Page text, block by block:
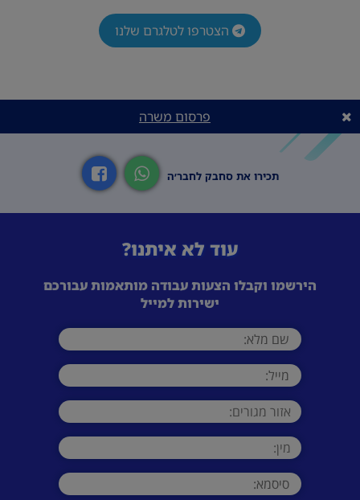
הצטרפו לטלגרם שלנו
פרסום משרה
תכירו את סחבק לחבר׳ה
עוד לא איתנו?
הירשמו וקבלו הצעות עבודה מותאמות עבורכם
ישירות למייל